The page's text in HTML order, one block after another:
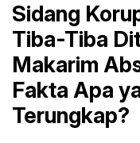
Sidang
Tiba-Tiba
Makarim
Fakta Apa
Terungkap?